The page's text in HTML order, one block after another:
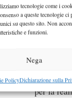
tecnologie come i
a queste tecnologie ci
su questo sito. Non
e funzioni.
Nega
PolicyDichiarazione sulla
e
Joint
nella
di
per la